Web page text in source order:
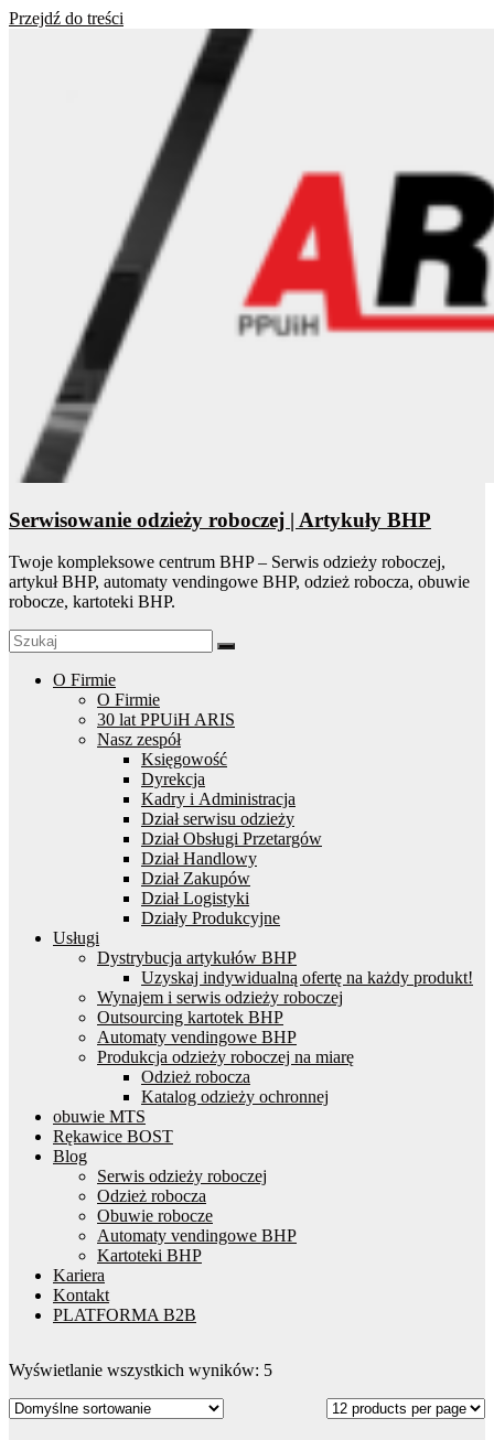
Przejdź do treści
Serwisowanie odzieży roboczej | Artykuły BHP
Twoje kompleksowe centrum BHP – Serwis odzieży roboczej,
artykuł BHP, automaty vendingowe BHP, odzież robocza, obuwie
robocze, kartoteki BHP.
O Firmie
O Firmie
30 lat PPUiH ARIS
Nasz zespół
Księgowość
Dyrekcja
Kadry i Administracja
Dział serwisu odzieży
Dział Obsługi Przetargów
Dział Handlowy
Dział Zakupów
Dział Logistyki
Działy Produkcyjne
Usługi
Dystrybucja artykułów BHP
Uzyskaj indywidualną ofertę na każdy produkt!
Wynajem i serwis odzieży roboczej
Outsourcing kartotek BHP
Automaty vendingowe BHP
Produkcja odzieży roboczej na miarę
Odzież robocza
Katalog odzieży ochronnej
obuwie MTS
Rękawice BOST
Blog
Serwis odzieży roboczej
Odzież robocza
Obuwie robocze
Automaty vendingowe BHP
Kartoteki BHP
Kariera
Kontakt
PLATFORMA B2B
Wyświetlanie wszystkich wyników: 5